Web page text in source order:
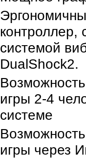
контроллер,
системой
DualShock2.
игры 2-4
системе
игры через